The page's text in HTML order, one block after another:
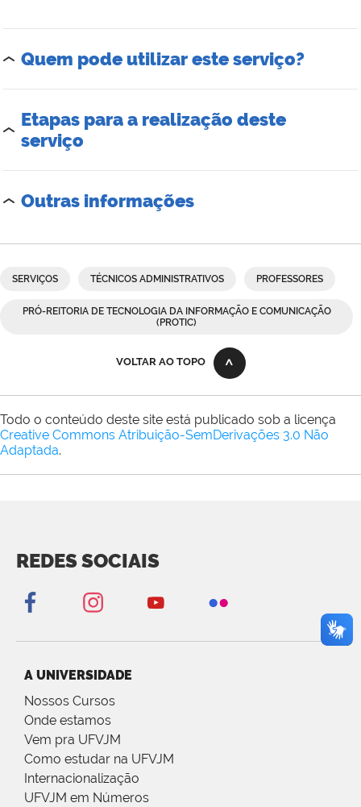
Quem pode utilizar este serviço?
Etapas para a realização deste
serviço
Outras informações
SERVIÇOS TÉCNICOS ADMINISTRATIVOS PROFESSORES
PRÓ-REITORIA DE TECNOLOGIA DA INFORMAÇÃO E COMUNICAÇÃO
(PROTIC)
VOLTAR AO TOPO
Todo o conteúdo deste site está publicado sob a licença
Creative Commons Atribuição-SemDerivações 3.0 Não
Adaptada.
REDES SOCIAIS
A UNIVERSIDADE
Nossos Cursos
Onde estamos
Vem pra UFVJM
Como estudar na UFVJM
Internacionalização
UFVJM em Números